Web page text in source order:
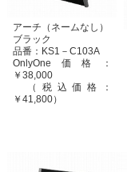
アーチ（ネームなし）
ブラック
品番：KS1－C103A
OnlyOne価格：
￥38,000
（税込価格：
￥41,800）